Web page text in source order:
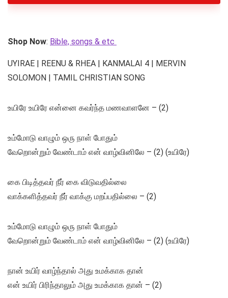
Shop Now: Bible, songs & etc
UYIRAE | REENU & RHEA | KANMALAI 4 | MERVIN
SOLOMON | TAMIL CHRISTIAN SONG
உயிரே உயிரே என்னை கவர்ந்த மணவாளனே – (2)
உம்மோடு வாழும் ஒரு நாள் போதும்
வேறொன்றும் வேண்டாம் என் வாழ்வினிலே – (2) (உயிரே)
கை பிடித்தவர் நீர் கை விடுவதில்லை
வாக்களித்தவர் நீர் வாக்கு மறப்பதில்லை – (2)
உம்மோடு வாழும் ஒரு நாள் போதும்
வேறொன்றும் வேண்டாம் என் வாழ்வினிலே – (2) (உயிரே)
நான் உயிர் வாழ்ந்தால் அது உமக்காக தான்
என் உயிர் பிரிந்தாலும் அது உமக்காக தான் – (2)